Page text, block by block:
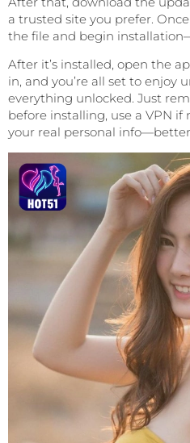
a trusted site you prefer.
the file and begin
After it’s installed, open the
in, and you’re all set to enjoy
everything unlocked. Just
before installing, use a VPN if
your real personal